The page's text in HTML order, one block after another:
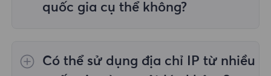
quốc gia cụ thể không?
toàn thế giới; Proxy dân cư không giới hạn
Có thể sử dụng địa chỉ IP từ nhiều